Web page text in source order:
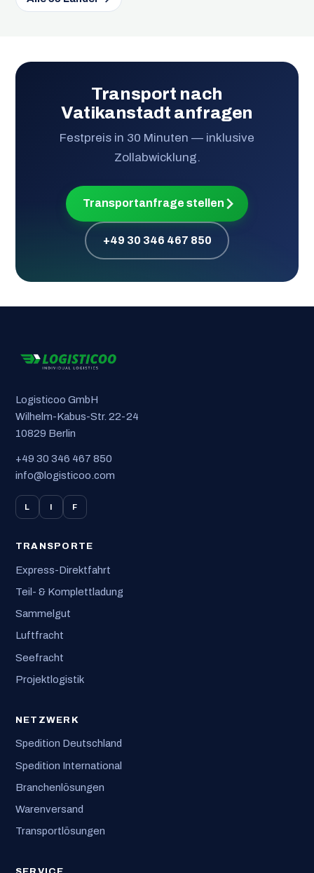
Transport nach
Vatikanstadt anfragen
Festpreis in 30 Minuten — inklusive
Zollabwicklung.
Transportanfrage stellen
+49 30 346 467 850
Logisticoo GmbH
Wilhelm-Kabus-Str. 22-24
10829 Berlin
+49 30 346 467 850
info@logisticoo.com
L I F
TRANSPORTE
Express-Direktfahrt
Teil- & Komplettladung
Sammelgut
Luftfracht
Seefracht
Projektlogistik
NETZWERK
Spedition Deutschland
Spedition International
Branchenlösungen
Warenversand
Transportlösungen